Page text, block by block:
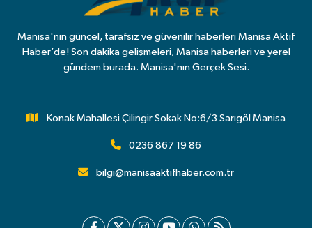
Manisa'nın güncel, tarafsız ve güvenilir haberleri Manisa Aktif
Haber’de! Son dakika gelişmeleri, Manisa haberleri ve yerel
gündem burada. Manisa'nın Gerçek Sesi.
Konak Mahallesi Çilingir Sokak No:6/3 Sarıgöl Manisa
0236 867 19 86
bilgi@manisaaktifhaber.com.tr